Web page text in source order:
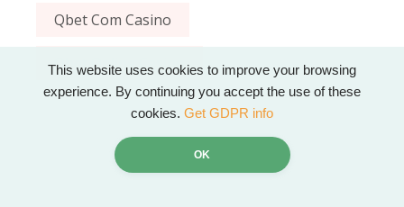
This website uses cookies to improve your browsing
experience. By continuing you accept the use of these
cookies. Get GDPR info
OK
Qbet Com Casino
Qbet Online Casino